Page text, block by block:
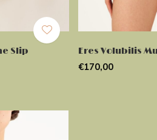
Slip
Eres Volubilis
€170,00